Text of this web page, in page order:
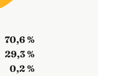
70,6 %
29,3 %
0,2 %